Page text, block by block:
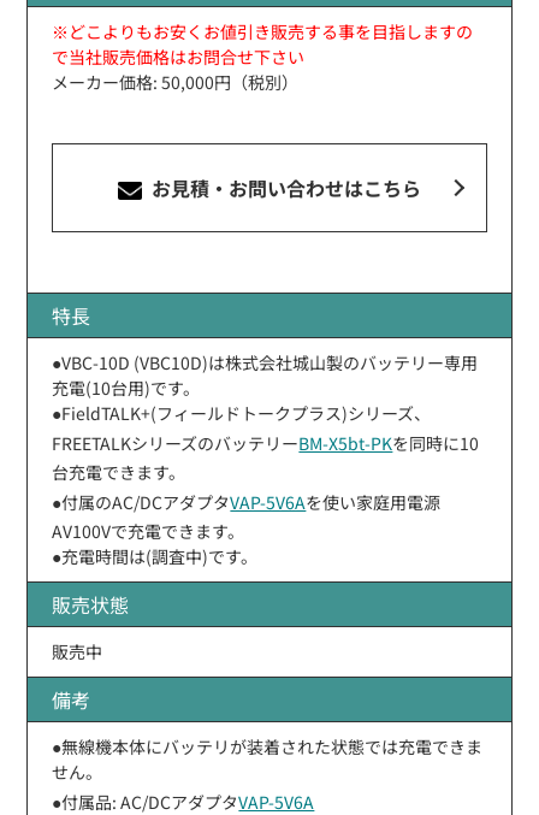
※どこよりもお安くお値引き販売する事を目指しますの
で当社販売価格はお問合せ下さい
メーカー価格: 50,000円（税別）
お見積・お問い合わせはこちら
特長
●VBC-10D (VBC10D)は株式会社城山製のバッテリー専用
充電(10台用)です。
●FieldTALK+(フィールドトークプラス)シリーズ、
FREETALKシリーズのバッテリーBM-X5bt-PKを同時に10
台充電できます。
●付属のAC/DCアダプタVAP-5V6Aを使い家庭用電源
AV100Vで充電できます。
●充電時間は(調査中)です。
販売状態
販売中
備考
●無線機本体にバッテリが装着された状態では充電できま
せん。
●付属品: AC/DCアダプタVAP-5V6A